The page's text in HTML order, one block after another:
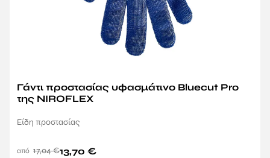
Γάντι προστασίας υφασμάτινο Bluecut Pro
της NIROFLEX
Είδη προστασίας
17,04€13,70 €